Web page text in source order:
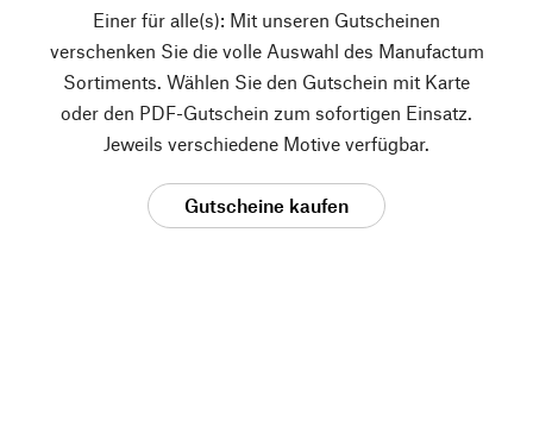
Einer für alle(s): Mit unseren Gutscheinen
verschenken Sie die volle Auswahl des Manufactum
Sortiments. Wählen Sie den Gutschein mit Karte
oder den PDF-Gutschein zum sofortigen Einsatz.
Jeweils verschiedene Motive verfügbar.
Gutscheine kaufen